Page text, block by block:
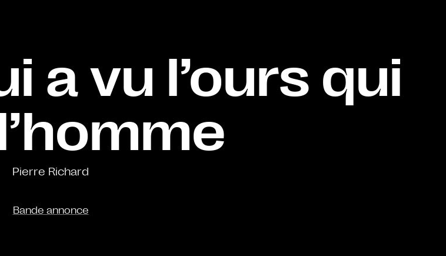
a vu l’ours qui
Pierre Richard
Bande annonce